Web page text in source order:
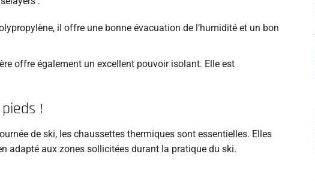
il offre une bonne évacuation de l’humidité et un bon
offre également un excellent pouvoir isolant. Elle est
!
de ski, les chaussettes thermiques sont essentielles. Elles
adapté aux zones sollicitées durant la pratique du ski.